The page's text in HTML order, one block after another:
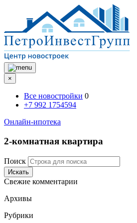
×
Все новостройки 0
+7 992 1754594
Онлайн-ипотека
2-комнатная квартира
Поиск
Искать
Свежие комментарии
Архивы
Рубрики